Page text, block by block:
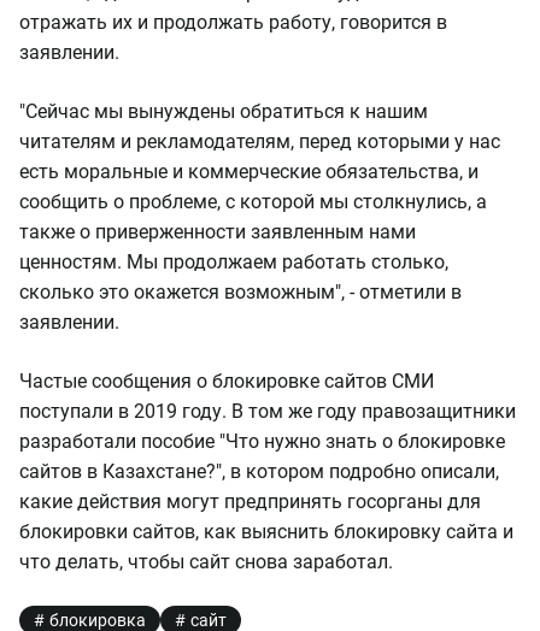
отражать их и продолжать работу, говорится в
заявлении.
"Сейчас мы вынуждены обратиться к нашим
читателям и рекламодателям, перед которыми у нас
есть моральные и коммерческие обязательства, и
сообщить о проблеме, с которой мы столкнулись, а
также о приверженности заявленным нами
ценностям. Мы продолжаем работать столько,
сколько это окажется возможным", - отметили в
заявлении.
Частые сообщения о блокировке сайтов СМИ
поступали в 2019 году. В том же году правозащитники
разработали пособие "Что нужно знать о блокировке
сайтов в Казахстане?", в котором подробно описали,
какие действия могут предпринять госорганы для
блокировки сайтов, как выяснить блокировку сайта и
что делать, чтобы сайт снова заработал.
блокировка сайт